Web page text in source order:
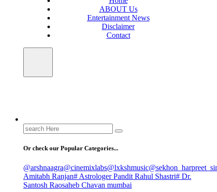
ABOUT Us
Entertainment News
Disclaimer
Contact
Search
for:
Or check our Popular Categories...
@arshnaagra@cinemixlabs@lxkshmusic
Amitabh Ranjan# Astrologer Pandit Rahul Shastri# Dr.
Santosh Raosaheb Chavan mumbai